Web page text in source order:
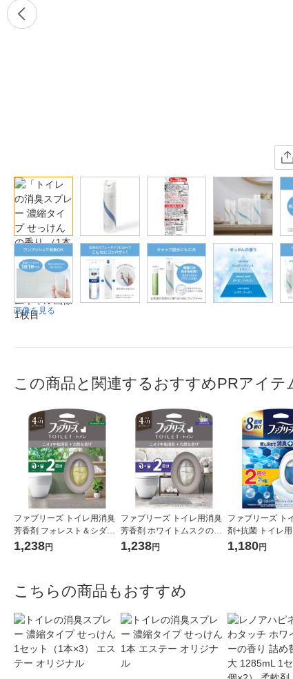
画像を見る
この商品と関連するおすすめPRアイテ
ファブリーズ トイレ用消臭
芳香剤 フォレスト＆シダー
ウッドの香り 6.3mL 1パック
1,238円
ファブリーズ トイレ用消臭
芳香剤 ホワイトムスクの香
り 6.3mL 1パック（本体+詰
1,238円
ファブリーズ ト
剤+抗菌 トイレ
ルトラ・フレッシ
1,180円
こちらの商品もおすすめ